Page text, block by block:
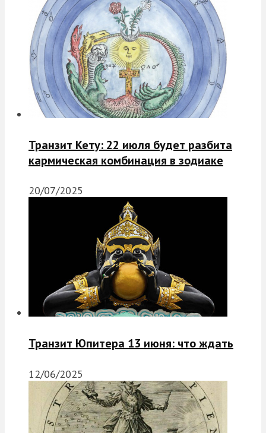
Транзит Кету: 22 июля будет разбита
кармическая комбинация в зодиаке
20/07/2025
Транзит Юпитера 13 июня: что ждать
12/06/2025